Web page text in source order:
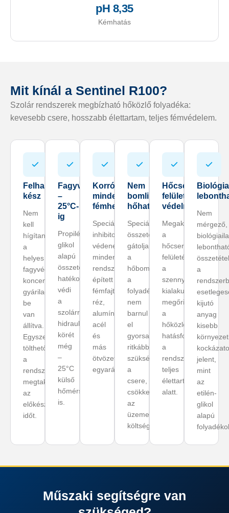
pH 8,35
Kémhatás
Mit kínál a Sentinel R100?
Szolár rendszerek megbízható hőközlő folyadéka:
kevesebb csere, hosszabb élettartam, teljes fémvédelem.
Felhasználásra
kész
Nem
kell
hígítani:
a
helyes
fagyvédelmi
koncentráció
gyárilag
be
van
állítva.
Egyszerűen
tölthető
a
rendszerbe,
megtakarítva
az
előkészítési
időt.
Fagyvédelem
–
25°C-
ig
Propilén-
glikol
alapú
összetétel
hatékonyan
védi
a
szolárrendszer
hidraulikus
körét
még
–
25°C
külső
hőmérsékleten
is.
Korrózióvédelem
minden
fémhez
Speciális
inhibitorok
védenek
minden
rendszerbe
épített
fémfajtát:
réz,
alumínium,
acél
és
más
ötvözetek
egyaránt.
Nem
bomlik
hőhatásra
Speciális
összetétel
gátolja
a
hőbomlást:
a
folyadék
nem
barnul
el
gyorsan,
ritkábban
szükséges
a
csere,
csökkentve
az
üzemeltetési
költséget.
Hőcserélő
felület
védelme
Megakadályozza
a
hőcserélő
felületén
a
szennyeződés
kialakulását,
megőrizve
a
hőközlés
hatásfokát
a
rendszer
teljes
élettartama
alatt.
Nem
mérgező,
a
kijutó
anyag
kisebb
jelent,
mint
az
etilén-
glikol
alapú
Műszaki segítségre van